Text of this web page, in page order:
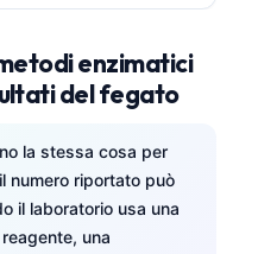
enzimatici
del fegato
la stessa cosa per
numero riportato può
il laboratorio usa una
una